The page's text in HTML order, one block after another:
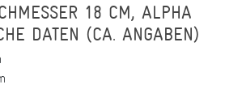
18 CM, ALPHA
DATEN (CA. ANGABEN)